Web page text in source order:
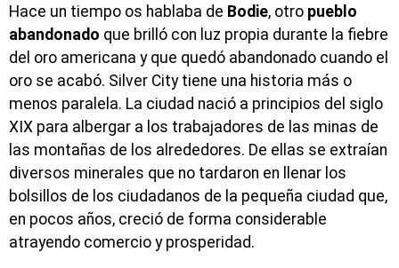
Hace un tiempo os hablaba de Bodie, otro pueblo
abandonado que brilló con luz propia durante la fiebre
del oro americana y que quedó abandonado cuando el
oro se acabó. Silver City tiene una historia más o
menos paralela. La ciudad nació a principios del siglo
XIX para albergar a los trabajadores de las minas de
las montañas de los alrededores. De ellas se extraían
diversos minerales que no tardaron en llenar los
bolsillos de los ciudadanos de la pequeña ciudad que,
en pocos años, creció de forma considerable
atrayendo comercio y prosperidad.